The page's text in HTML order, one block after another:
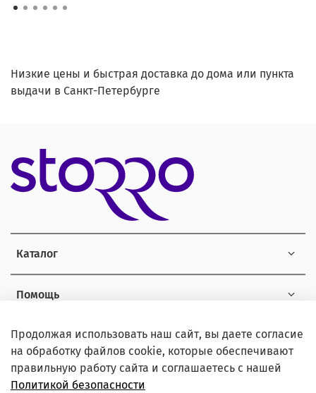
Низкие цены и быстрая доставка до дома или пункта
выдачи в Санкт-Петербурге
Каталог
Помощь
Информация
Продолжая использовать наш сайт, вы даете согласие
на обработку файлов cookie, которые обеспечивают
правильную работу сайта и соглашаетесь с нашей
Политикой безопасности